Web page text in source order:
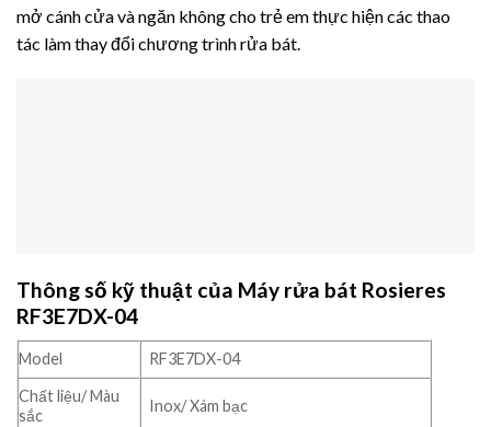
mở cánh cửa và ngăn không cho trẻ em thực hiện các thao
tác làm thay đổi chương trình rửa bát.
Thông số kỹ thuật của Máy rửa bát Rosieres
RF3E7DX-04
Model
RF3E7DX-04
Chất liệu/ Màu
sắc
Inox/ Xám bạc